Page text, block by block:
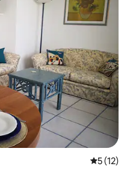
平均评分
5 (12)